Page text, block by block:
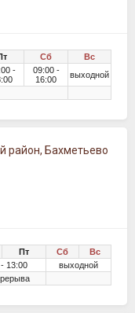
Сб
Вс
-
09:00 -
16:00
выходной
район, Бахметьево
Пт Сб
Вс
13:00
выходной